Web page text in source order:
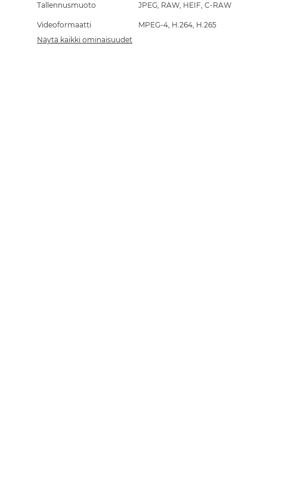
Tallennusmuoto JPEG, RAW, HEIF, C-RAW
Videoformaatti
MPEG-4, H.264, H.265
Näytä kaikki ominaisuudet